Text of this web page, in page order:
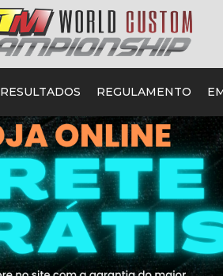
RESULTADOS REGULAMENTO